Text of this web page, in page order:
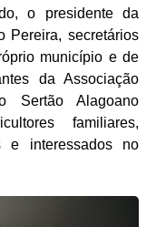
o presidente da
Pereira, secretários
município e de
da Associação
Sertão Alagoano
familiares,
e interessados no